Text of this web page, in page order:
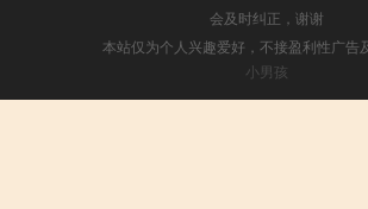
会及时纠正，谢谢
本站仅为个人兴趣爱好，不接盈利性广告
小男孩